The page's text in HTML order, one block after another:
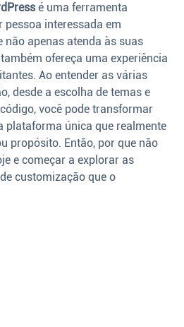
é uma ferramenta
pessoa interessada em
não apenas atenda às suas
ofereça uma experiência
Ao entender as várias
desde a escolha de temas e
você pode transformar
plataforma única que realmente
propósito. Então, por que não
e começar a explorar as
customização que o